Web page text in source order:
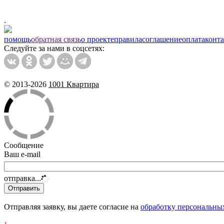
.
помощьобратная связьо проектеправиласоглашениеоплата
Следуйте за нами в соцсетях:
© 2013-2026 1001 Квартира
Сообщение
Ваш e-mail
отправка...
Отправляя заявку, вы даете согласие на обработку